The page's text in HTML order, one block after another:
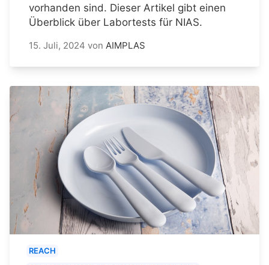
vorhanden sind. Dieser Artikel gibt einen
Überblick über Labortests für NIAS.
15. Juli, 2024 von AIMPLAS
REACH